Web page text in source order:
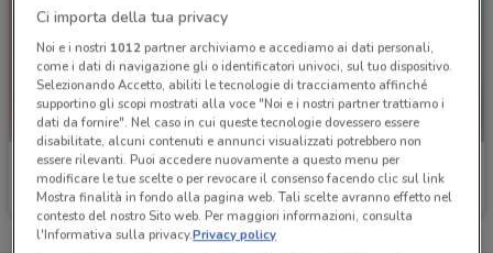
Bottega verde
Scade il 31/12 841 m
Bottega verde
Scade il 31/12 841 m
Ci importa della tua privacy
Noi e i nostri 1012partner archiviamo e accediamo ai dati personali,
come i dati di navigazione gli o identificatori univoci, sul tuo dispositivo.
Selezionando Accetto, abiliti le tecnologie di tracciamento affinché
supportino gli scopi mostrati alla voce "Noi e i nostri partner trattiamo i
dati da fornire". Nel caso in cui queste tecnologie dovessero essere
disabilitate, alcuni contenuti e annunci visualizzati potrebbero non
essere rilevanti. Puoi accedere nuovamente a questo menu per
modificare le tue scelte o per revocare il consenso facendo clic sul link
Mostra finalità in fondo alla pagina web. Tali scelte avranno effetto nel
contesto del nostro Sito web. Per maggiori informazioni, consulta
l'Informativa sulla privacy.Privacy policy